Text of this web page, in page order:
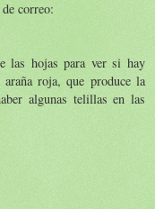
correo:
las hojas para ver si hay
roja, que produce la
algunas telillas en las